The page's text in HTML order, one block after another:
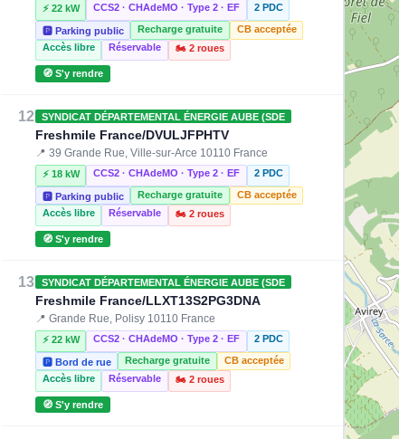
⚡ 22 kW CCS2 · CHAdeMO · Type 2 · EF 2 PDC
🅿️ Parking public Recharge gratuite
CB acceptée
Accès libre
Réservable 🏍️ 2 roues
🧭 S'y rendre
12 SYNDICAT DÉPARTEMENTAL ÉNERGIE AUBE (SDE
Freshmile France/DVULJFPHTV
📍 39 Grande Rue, Ville-sur-Arce 10110 France
⚡ 18 kW CCS2 · CHAdeMO · Type 2 · EF 2 PDC
🅿️ Parking public Recharge gratuite
CB acceptée
Accès libre
Réservable 🏍️ 2 roues
🧭 S'y rendre
13 SYNDICAT DÉPARTEMENTAL ÉNERGIE AUBE (SDE
Freshmile France/LLXT13S2PG3DNA
📍 Grande Rue, Polisy 10110 France
⚡ 22 kW CCS2 · CHAdeMO · Type 2 · EF 2 PDC
🅿️ Bord de rue Recharge gratuite
CB acceptée
Accès libre
Réservable 🏍️ 2 roues
🧭 S'y rendre